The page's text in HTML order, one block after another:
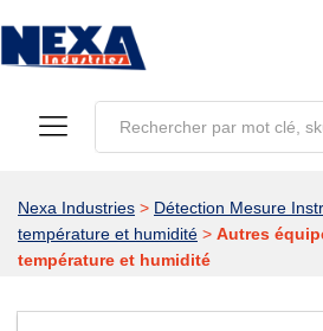
Nexa Industries > Détection Mesure
température et humidité > Autres
température et humidité